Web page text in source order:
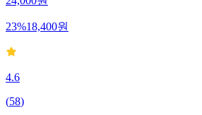
24,000원
23%18,400원
4.6
(58)